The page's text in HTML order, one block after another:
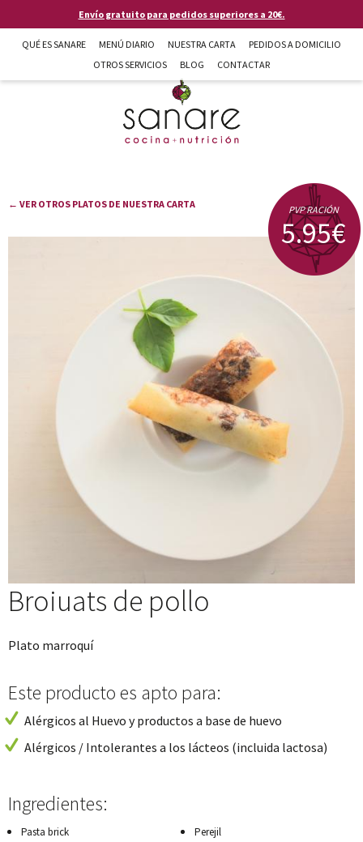
Pasar al contenido principalEnvío gratuito para pedidos superiores a 20€.
QUÉ ES SANARE MENÚ DIARIO NUESTRA CARTA
PEDIDOS A DOMICILIO
OTROS SERVICIOS
BLOG CONTACTAR
Sanare cocina + nutrición en Almería
← VER OTROS PLATOS DE NUESTRA CARTA
Broiuats de pollo
Plato marroquí
Este producto es apto para:
Alérgicos al Huevo y productos a base de huevo
Alérgicos / Intolerantes a los lácteos (incluida lactosa)
Ingredientes:
Pasta brick
Perejil
PVP RACIÓN
5.95€